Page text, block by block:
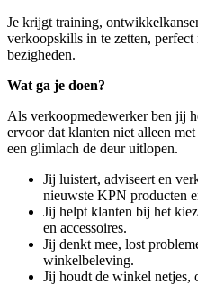
Je krijgt training,
verkoopskills in te zetten, perfect
bezigheden.
Wat ga je doen?
Als verkoopmedewerker ben jij
ervoor dat klanten niet alleen
een glimlach de deur uitlopen.
Jij luistert, adviseert en
nieuwste KPN producten
Jij helpt klanten bij het
en accessoires.
Jij denkt mee, lost
winkelbeleving.
Jij houdt de winkel netjes,